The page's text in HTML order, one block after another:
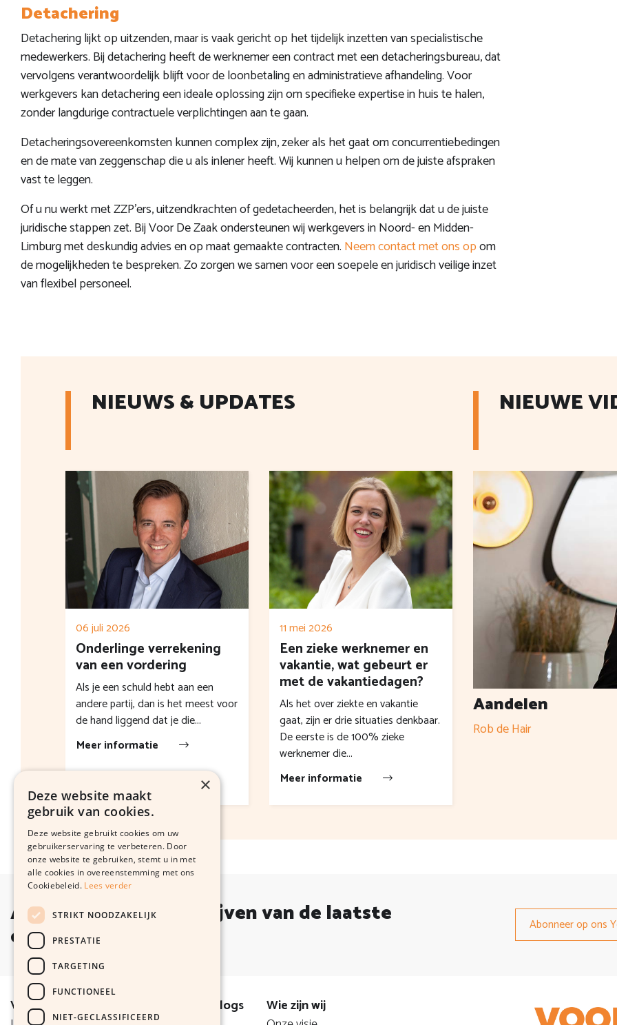
Detachering
Detachering lijkt op uitzenden, maar is vaak gericht op het tijdelijk inzetten van specialistische
medewerkers. Bij detachering heeft de werknemer een contract met een detacheringsbureau, dat
vervolgens verantwoordelijk blijft voor de loonbetaling en administratieve afhandeling. Voor
werkgevers kan detachering een ideale oplossing zijn om specifieke expertise in huis te halen,
zonder langdurige contractuele verplichtingen aan te gaan.
Detacheringsovereenkomsten kunnen complex zijn, zeker als het gaat om concurrentiebedingen
en de mate van zeggenschap die u als inlener heeft. Wij kunnen u helpen om de juiste afspraken
vast te leggen.
Of u nu werkt met ZZP'ers, uitzendkrachten of gedetacheerden, het is belangrijk dat u de juiste
juridische stappen zet. Bij Voor De Zaak ondersteunen wij werkgevers in Noord- en Midden-
Limburg met deskundig advies en op maat gemaakte contracten. Neem contact met ons opom
de mogelijkheden te bespreken. Zo zorgen we samen voor een soepele en juridisch veilige inzet
van flexibel personeel.
NIEUWS & UPDATES
06 juli 2026
Onderlinge verrekening
van een vordering
Als je een schuld hebt aan een
andere partij, dan is het meest voor
de hand liggend dat je die...
Meer informatie
11 mei 2026
Een zieke werknemer en
vakantie, wat gebeurt er
met de vakantiedagen?
Als het over ziekte en vakantie
gaat, zijn er drie situaties denkbaar.
De eerste is de 100% zieke
werknemer die...
Meer informatie
NIEUWE
Aandelen
Rob de Hair
Altijd op de hoogte blijven van de laatste
ontwikkelingen? Abonneer op ons
Voor de Zaak
Nieuws & Blogs
Wie zijn wij
×
Deze website maakt
gebruik van cookies.
Deze website gebruikt cookies om uw
gebruikerservaring te verbeteren. Door
onze website te gebruiken, stemt u in met
alle cookies in overeenstemming met ons
Cookiebeleid. Lees verder
STRIKT NOODZAKELIJK
PRESTATIE
TARGETING
FUNCTIONEEL
NIET-GECLASSIFICEERD